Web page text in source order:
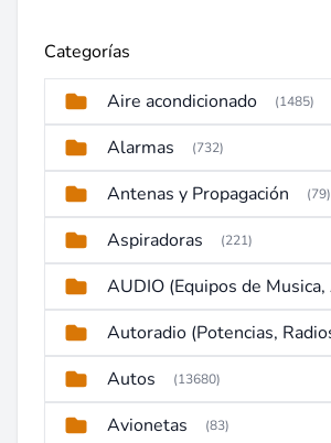
Categorías
Aire acondicionado (1485)
Alarmas (732)
Antenas y Propagación (79)
Aspiradoras (221)
Autos (13680)
Avionetas (83)